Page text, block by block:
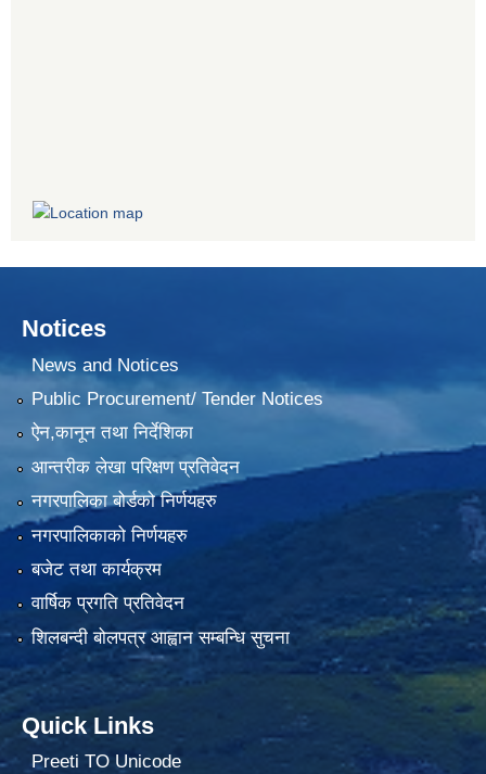
Notices
News and Notices
Public Procurement/ Tender Notices
ऐन,कानून तथा निर्देशिका
आन्तरीक लेखा परिक्षण प्रतिवेदन
नगरपालिका बोर्डको निर्णयहरु
नगरपालिकाको निर्णयहरु
बजेट तथा कार्यक्रम
वार्षिक प्रगति प्रतिवेदन
शिलबन्दी बोलपत्र आह्वान सम्बन्धि सुचना
Quick Links
Preeti TO Unicode